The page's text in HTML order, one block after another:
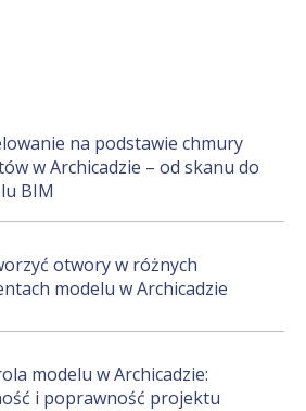
na podstawie chmury
w Archicadzie – od skanu do
BIM
otwory w różnych
modelu w Archicadzie
modelu w Archicadzie:
i poprawność projektu